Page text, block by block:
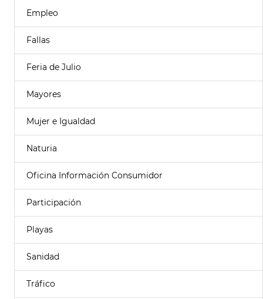
Empleo
Fallas
Feria de Julio
Mayores
Mujer e Igualdad
Naturia
Oficina Información Consumidor
Participación
Playas
Sanidad
Tráfico